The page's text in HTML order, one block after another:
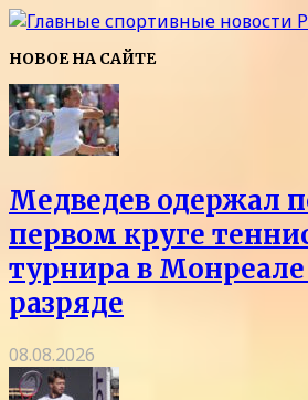
НОВОЕ НА САЙТЕ
Медведев одержал
первом круге
турнира в
разряде
08.08.2026